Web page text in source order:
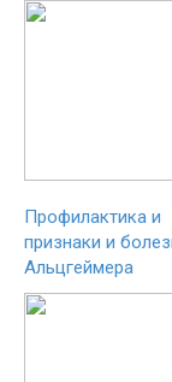
Профилактика и
признаки и
Альцгеймера